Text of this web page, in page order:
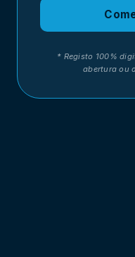
* Registo 100%
abertura ou